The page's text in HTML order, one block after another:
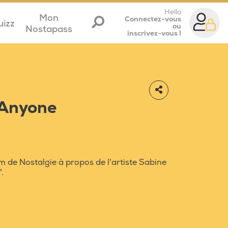
Mon
Nostapass
Hello
Connectez-vous
ou
inscrivez-vous !
de Nostalgie à propos de l'artiste Sabine